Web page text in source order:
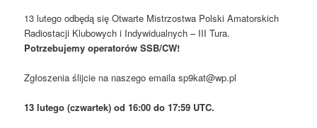
13 lutego odbędą się Otwarte Mistrzostwa Polski Amatorskich
Radiostacji Klubowych i Indywidualnych – III Tura.
Potrzebujemy operatorów SSB/CW!
Zgłoszenia ślijcie na naszego emaila sp9kat@wp.pl
13 lutego (czwartek) od 16:00 do 17:59 UTC.